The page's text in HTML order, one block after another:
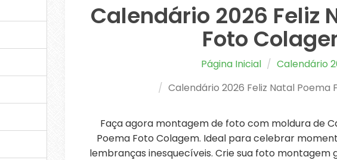
Calendário 2026 Feliz
Foto
Página Inicial
Calendário
Calendário 2026 Feliz Natal Poema
Faça agora montagem de foto com moldura de
Poema Foto Colagem. Ideal para celebrar
lembranças inesquecíveis. Crie sua foto montagem